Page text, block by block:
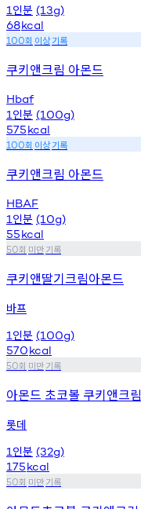
1 인분 (13g)
68kcal
100회 이상기록
쿠키앤크림 아몬드
Hbaf
1 인분 (100g)
575kcal
100회 이상기록
쿠키앤크림 아몬드
HBAF
1 인분 (10g)
55kcal
50회 미만기록
쿠키앤딸기크림아몬드
바프
1 인분 (100g)
570kcal
50회 미만기록
아몬드 초코볼 쿠키앤크림
롯데
1 인분 (32g)
175kcal
50회 미만기록